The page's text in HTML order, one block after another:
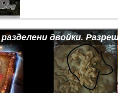
двойки.